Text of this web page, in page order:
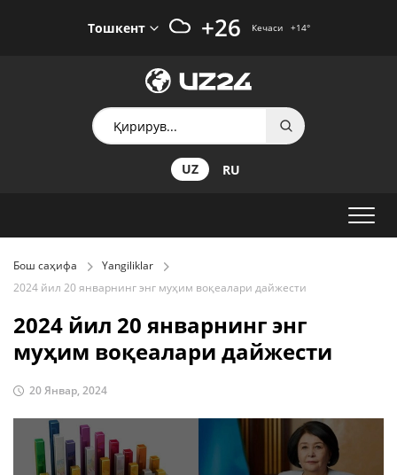
Тошкент +26 Кечаси +14°
UZ RU
Бош саҳифа
Yangiliklar
2024 йил 20 январнинг энг муҳим воқеалари дайжести
2024 йил 20 январнинг энг
муҳим воқеалари дайжести
20 Январ, 2024